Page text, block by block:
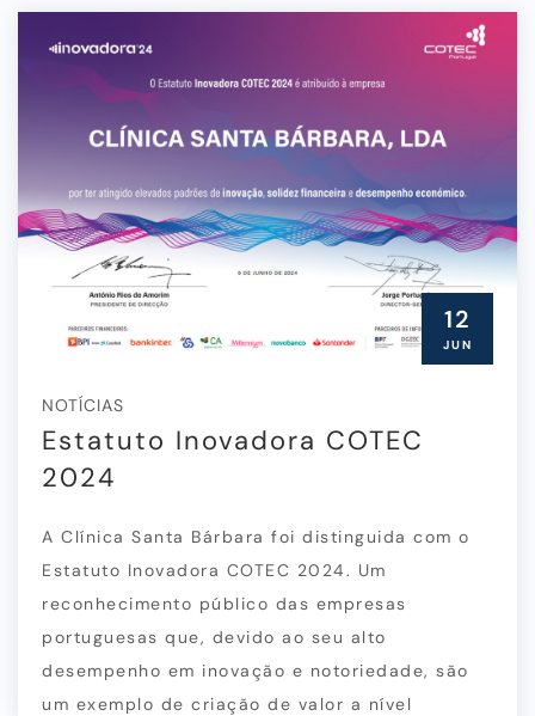
12
JUN
NOTÍCIAS
Estatuto Inovadora COTEC
2024
A Clínica Santa Bárbara foi distinguida com o
Estatuto Inovadora COTEC 2024. Um
reconhecimento público das empresas
portuguesas que, devido ao seu alto
desempenho em inovação e notoriedade, são
um exemplo de criação de valor a nível